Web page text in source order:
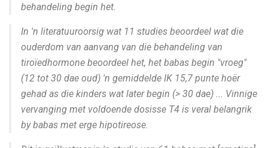
behandeling begin het.
In 'n literatuuroorsig wat 11 studies beoordeel wat die
ouderdom van aanvang van die behandeling van
tiroïedhormone beoordeel het, het babas begin "vroeg"
(12 tot 30 dae oud) 'n gemiddelde IK 15,7 punte hoër
gehad as die kinders wat later begin (> 30 dae) ... Vinnige
vervanging met voldoende dosisse T4 is veral belangrik
by babas met erge hipotireose.